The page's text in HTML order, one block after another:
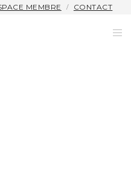
MEMBRE CONTACT